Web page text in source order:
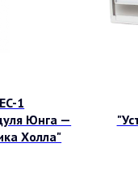
1
Юнга —
Холла"